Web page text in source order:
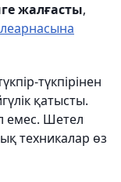
жалғасты,
түкпірінен
қатысты.
емес. Шетел
техникалар өз